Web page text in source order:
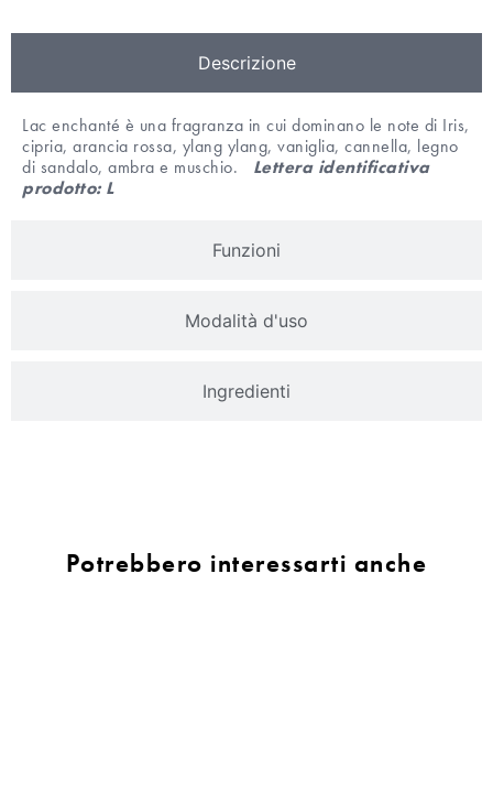
Descrizione
Funzioni
Modalità d'uso
Ingredienti
Lac enchanté è una fragranza in cui dominano le note di Iris,
cipria, arancia rossa, ylang ylang, vaniglia, cannella, legno
di sandalo, ambra e muschio. Lettera identificativa
prodotto: L
Potrebbero interessarti anche